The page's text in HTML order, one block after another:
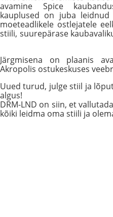
avamine Spice
kauplused on juba
moeteadlikele ostlejatele
stiili, suurepärase
Järgmisena on plaanis
Akropolis ostukeskuses
Uued turud, julge stiil ja
algus!
DRM-LND on siin, et
kõiki leidma oma stiili ja